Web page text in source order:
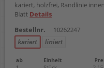
kariert, holzfrei, Randlinie
Blatt Details
Bestellnr.
10262247
kariert liniert
ab Einheit